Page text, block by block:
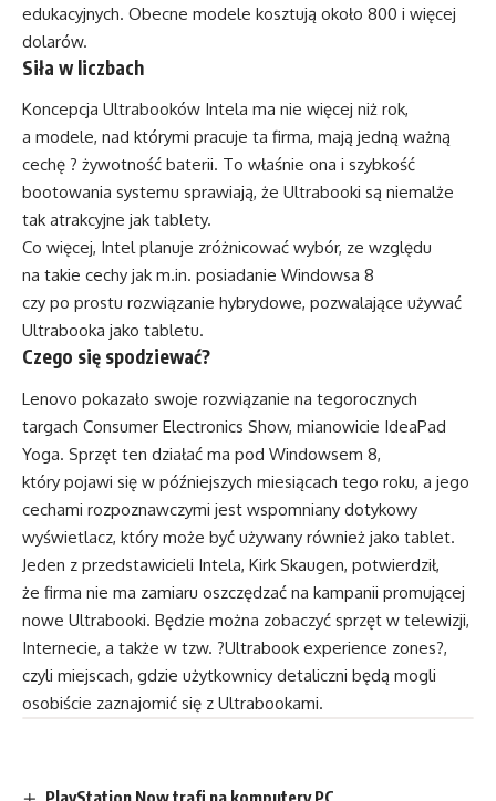
edukacyjnych. Obecne modele kosztują około 800 i więcej
dolarów.
Siła w liczbach
Koncepcja Ultrabooków Intela ma nie więcej niż rok,
a modele, nad którymi pracuje ta firma, mają jedną ważną
cechę ? żywotność baterii. To właśnie ona i szybkość
bootowania systemu sprawiają, że Ultrabooki są niemalże
tak atrakcyjne jak tablety.
Co więcej, Intel planuje zróżnicować wybór, ze względu
na takie cechy jak m.in. posiadanie Windowsa 8
czy po prostu rozwiązanie hybrydowe, pozwalające używać
Ultrabooka jako tabletu.
Czego się spodziewać?
Lenovo pokazało swoje rozwiązanie na tegorocznych
targach Consumer Electronics Show, mianowicie IdeaPad
Yoga. Sprzęt ten działać ma pod Windowsem 8,
który pojawi się w późniejszych miesiącach tego roku, a jego
cechami rozpoznawczymi jest wspomniany dotykowy
wyświetlacz, który może być używany również jako tablet.
Jeden z przedstawicieli Intela, Kirk Skaugen, potwierdził,
że firma nie ma zamiaru oszczędzać na kampanii promującej
nowe Ultrabooki. Będzie można zobaczyć sprzęt w telewizji,
Internecie, a także w tzw. ?Ultrabook experience zones?,
czyli miejscach, gdzie użytkownicy detaliczni będą mogli
osobiście zaznajomić się z Ultrabookami.
PlayStation Now trafi na komputery PC